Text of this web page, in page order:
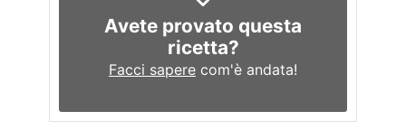
Avete provato questa
ricetta?
Facci sapere com'è andata!